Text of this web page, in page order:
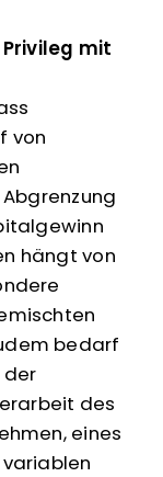
mit
von
hängt von
bedarf
der
des
eines